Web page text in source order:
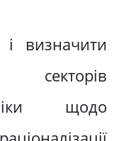
і визначити
щодо